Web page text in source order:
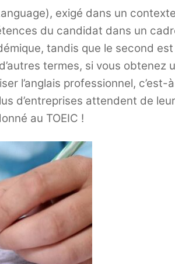
exigé dans un
du candidat dans un
tandis que le second est
termes, si vous obtenez
l’anglais professionnel, c’est-
d’entreprises attendent de
au TOEIC !